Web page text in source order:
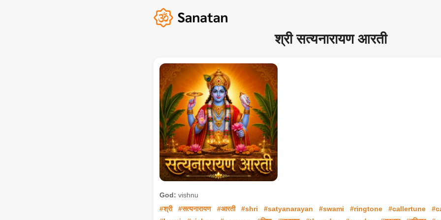
श्री सत्यनारायण आरती
God: vishnu
#श्री
#सत्यनारायण #आरती #shri #satyanarayan #swami #ringtone #callertune